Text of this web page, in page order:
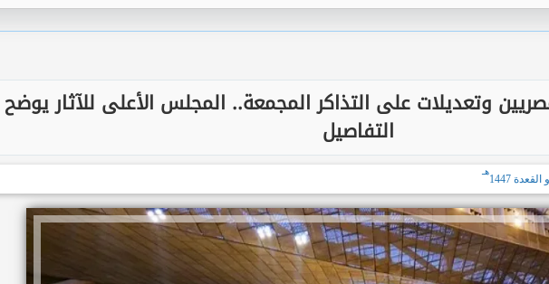
وتعديلات على التذاكر المجمعة.. المجلس الأعلى للآثار يوضح
التفاصيل
هـ